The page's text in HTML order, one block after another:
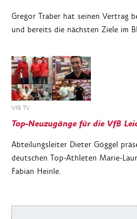
Gregor Traber hat seinen Vertrag
und bereits die nächsten Ziele im
VfB TV
Top-Neuzugänge für die VfB
Abteilungsleiter Dieter Göggel
deutschen Top-Athleten Marie-
Fabian Heinle.